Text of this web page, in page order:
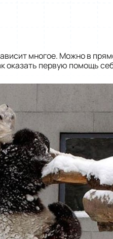
многое. Можно в
оказать первую помощь